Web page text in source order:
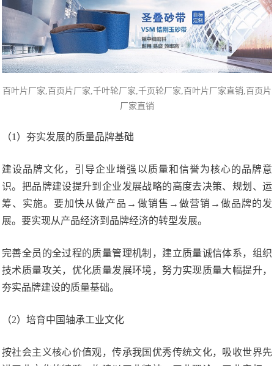
百叶片厂家,百页片厂家,千叶轮厂家, 千页轮厂家 ,百叶片厂家直销,百页片
厂家直销
（1）夯实发展的质量品牌基础
建设品牌文化，引导企业增强以质量和信誉为核心的品牌意
识。把品牌建设提升到企业发展战略的高度去决策、规划、运
筹、实施。要加快从做产品→做销售→做营销→做品牌的发
展。要实现从产品经济到品牌经济的转型发展。
完善全员的全过程的质量管理机制，建立质量诚信体系，组织
技术质量攻关，优化质量发展环境，努力实现质量大幅提升，
夯实品牌建设的质量基础。
（2）培育中国轴承工业文化
按社会主义核心价值观，传承我国优秀传统文化，吸收世界先